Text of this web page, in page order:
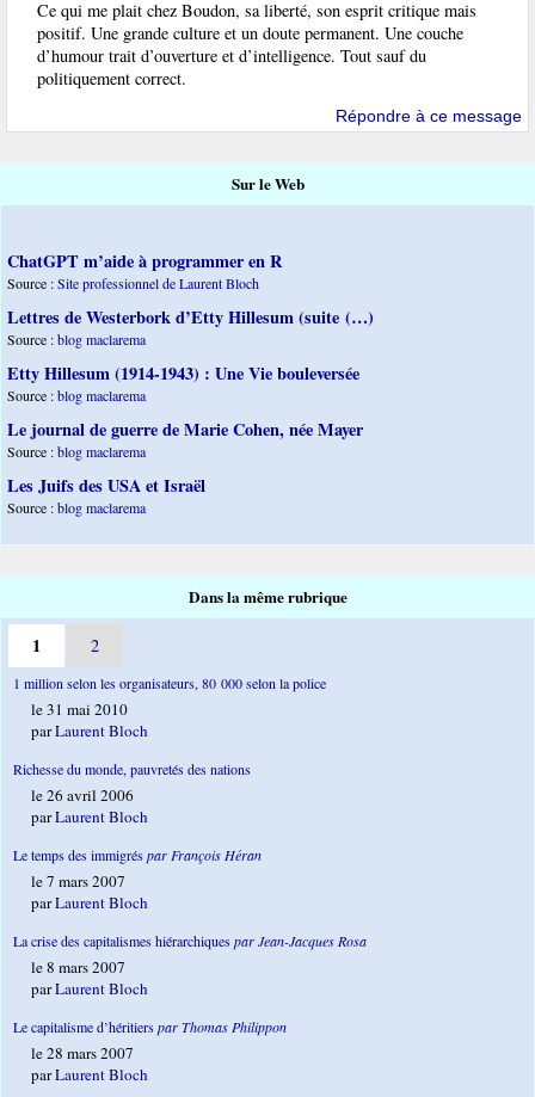
Ce qui me plait chez Boudon, sa liberté, son esprit critique mais
positif. Une grande culture et un doute permanent. Une couche
d’humour trait d’ouverture et d’intelligence. Tout sauf du
politiquement correct.
Répondre à ce message
Sur le Web
ChatGPT m’aide à programmer en R
Source :Site professionnel de Laurent Bloch
Lettres de Westerbork d’Etty Hillesum (suite (…)
Source :blog maclarema
Etty Hillesum (1914-1943) : Une Vie bouleversée
Source :blog maclarema
Le journal de guerre de Marie Cohen, née Mayer
Source :blog maclarema
Les Juifs des USA et Israël
Source :blog maclarema
Dans la même rubrique
1 2
1 million selon les organisateurs, 80 000 selon la police
le 31 mai 2010
parLaurent Bloch
Richesse du monde, pauvretés des nations
le 26 avril 2006
parLaurent Bloch
Le temps des immigréspar François Héran
le 7 mars 2007
parLaurent Bloch
La crise des capitalismes hiérarchiquespar Jean-Jacques Rosa
le 8 mars 2007
parLaurent Bloch
Le capitalisme d’héritierspar Thomas Philippon
le 28 mars 2007
parLaurent Bloch